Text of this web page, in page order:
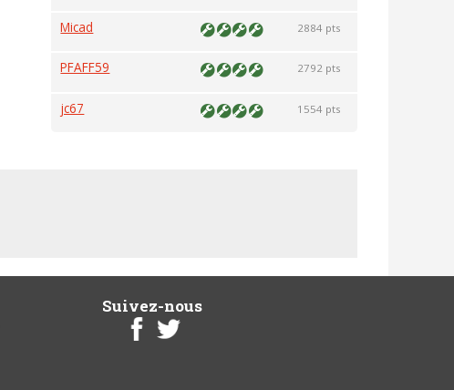
Micad 2884 pts
PFAFF59 2792 pts
jc67 1554 pts
Suivez-nous